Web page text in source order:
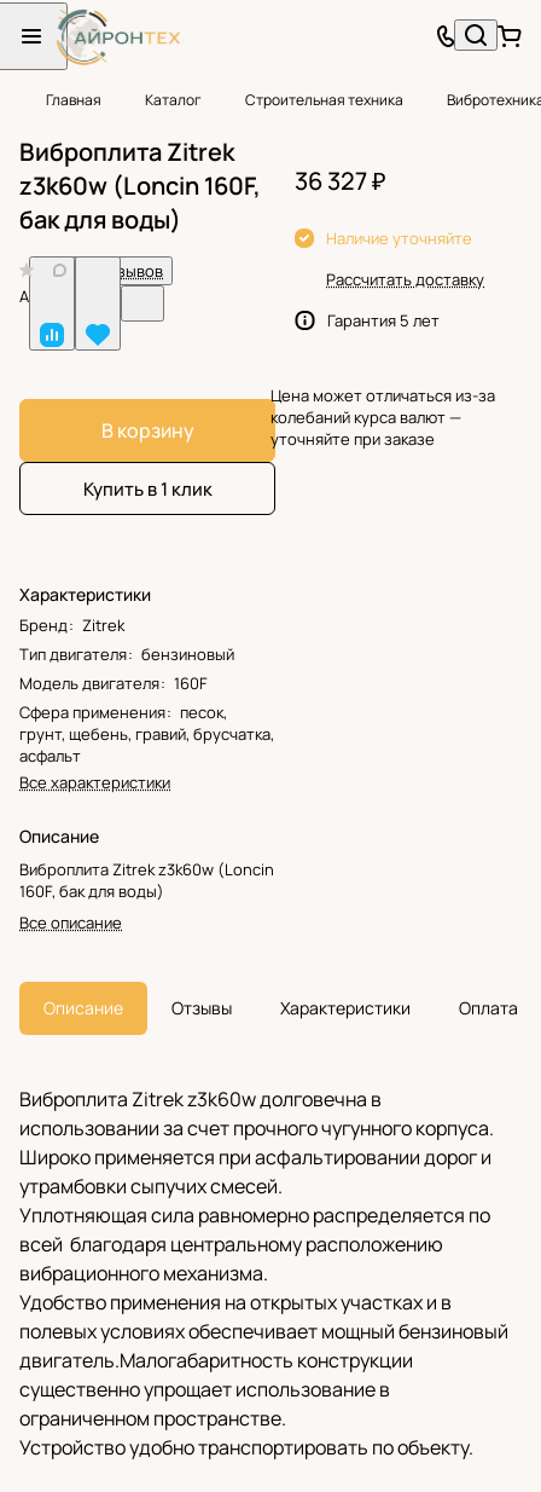
Главная Каталог Строительная техника
Виброплита Zitrek
z3k60w (Loncin 160F,
бак для воды)
Нет отзывов
Арт.
В корзину
Купить в 1 клик
Характеристики
Бренд: Zitrek
Тип двигателя: бензиновый
Модель двигателя: 160F
Сфера применения: песок,
грунт, щебень, гравий, брусчатка,
асфальт
Все характеристики
Описание
Виброплита Zitrek z3k60w (Loncin
160F, бак для воды)
Все описание
36 327 ₽
Наличие уточняйте
Рассчитать доставку
Гарантия 5 лет
Цена может отличаться из-за
колебаний курса валют —
уточняйте при заказе
Описание Отзывы Характеристики Оплата
Виброплита Zitrek z3k60w долговечна в
использовании за счет прочного чугунного корпуса.
Широко применяется при асфальтировании дорог и
утрамбовки сыпучих смесей.
Уплотняющая сила равномерно распределяется по
всей благодаря центральному расположению
вибрационного механизма.
Удобство применения на открытых участках и в
полевых условиях обеспечивает мощный бензиновый
двигатель.Малогабаритность конструкции
существенно упрощает использование в
ограниченном пространстве.
Устройство удобно транспортировать по объекту.